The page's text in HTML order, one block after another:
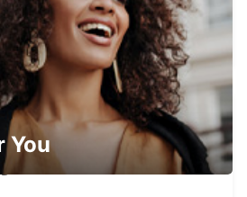
HOTEL MERCURE
You